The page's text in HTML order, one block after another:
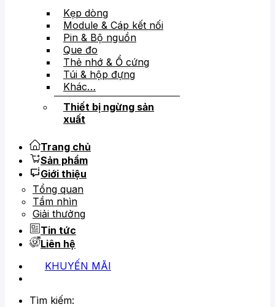
Kẹp dòng
Module & Cáp kết nối
Pin & Bộ nguồn
Que đo
Thẻ nhớ & Ổ cứng
Túi & hộp đựng
Khác…
Thiết bị ngừng sản
xuất
Trang chủ
Sản phẩm
Giới thiệu
Tổng quan
Tầm nhìn
Giải thưởng
Tin tức
Liên hệ
KHUYẾN MÃI
Tìm kiếm: